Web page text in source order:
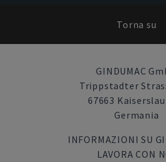
Torna su
GINDUMAC
Trippstadter
67663
Germania
INFORMAZIONI SU
LAVORA CON